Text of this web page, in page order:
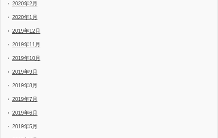
2020年2月
2020年1月
2019年12月
2019年11月
2019年10月
2019年9月
2019年8月
2019年7月
2019年6月
2019年5月